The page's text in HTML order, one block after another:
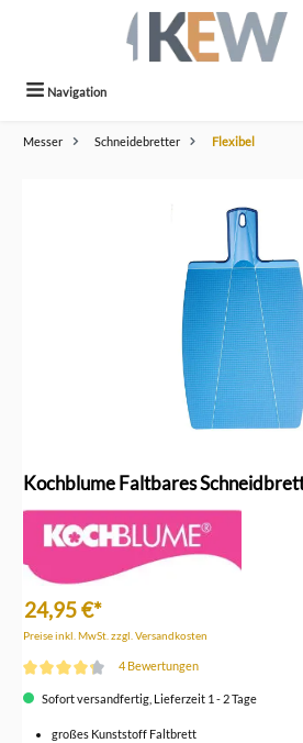
Navigation
Messer Schneidebretter Flexibel
Kochblume Faltbares
24,95 €*
Preise inkl. MwSt. zzgl. Versandkosten
4 Bewertungen
Sofort versandfertig, Lieferzeit 1 - 2 Tage
großes Kunststoff Faltbrett